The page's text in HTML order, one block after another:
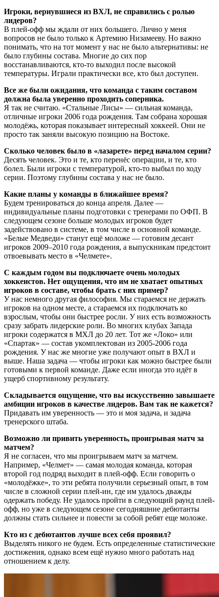
Игроки, вернувшиеся из ВХЛ, не справились с ролью
лидеров?
В плей-офф мы ждали от них большего. Лично у меня
вопросов не было только к Артемию Низамееву. Но важно
понимать, что на тот момент у нас не было альтернативы: не
было глубины состава. Многие до сих пор
восстанавливаются, кто-то выходил после высокой
температуры. Играли практически все, кто был доступен.
Все же были ожидания, что команда с таким составом
должна была уверенно проходить соперника.
Я так не считаю. «Стальные Лисы» — сильная команда,
отличные игроки 2006 года рождения. Там собрана хорошая
молодёжь, которая показывает интересный хоккеей. Они не
просто так заняли высокую позицию на Востоке.
Сколько человек было в «лазарете» перед началом серии?
Десять человек. Это и те, кто перенёс операции, и те, кто
болел. Были игроки с температурой, кто-то выбыл по ходу
серии. Поэтому глубины состава у нас не было.
Какие планы у команды в ближайшее время?
Будем тренироваться до конца апреля. Далее —
индивидуальные планы подготовки с тренерами по ОФП. В
следующем сезоне больше молодых игроков будет
задействовано в системе, в том числе в основной команде.
«Белые Медведи» станут ещё моложе — готовим десант
игроков 2009–2010 года рождения, а выпускникам предстоит
отвоевывать место в «Челмете».
С каждым годом вы подключаете очень молодых
хоккеистов. Нет ощущения, что им не хватает опытных
игроков в составе, чтобы брать с них пример?
У нас немного другая философия. Мы стараемся не держать
игроков на одном месте, а стараемся их подключать ко
взрослым, чтобы они быстрее росли. У них есть возможность
сразу забрать лидерские роли. Во многих клубах Запада
игроки содержатся в МХЛ до 20 лет. Тот же «Локо» или
«Спартак» — состав укомплектован из 2005-2006 года
рождения. У нас же многие уже получают опыт в ВХЛ и
выше. Наша задача — чтобы игроки как можно быстрее были
готовыми к первой команде. Даже если иногда это идёт в
ущерб спортивному результату.
Складывается ощущение, что вы искусственно завышаете
амбиции игроков в качестве лидеров. Вам так не кажется?
Придавать им уверенность — это и моя задача, и задача
тренерского штаба.
Возможно ли привить уверенность, проигрывая матч за
матчем?
Я не согласен, что мы проигрываем матч за матчем.
Например, «Челмет» — самая молодая команда, которая
второй год подряд выходит в плей-офф. Если говорить о
«молодёжке», то эти ребята получили серьезный опыт, в том
числе в сложной серии плей-ин, где им удалось дважды
одержать победу. Не удалось пройти в следующий раунд плей-
офф, но уже в следующем сезоне сегодняшние дебютанты
должны стать сильнее и повести за собой ребят еще моложе.
Кто из с дебютантов лучше всех себя проявил?
Выделять никого не будем. Есть определенные статистические
достижения, однако всем ещё нужно много работать над
отношением к делу.